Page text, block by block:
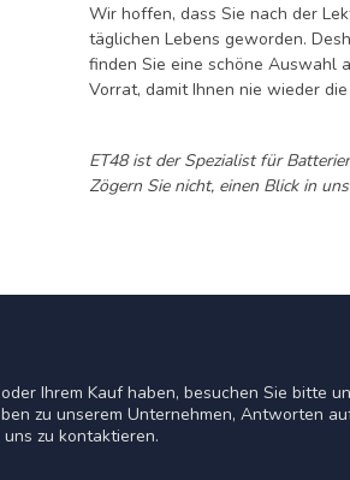
Wir hoffen, dass Sie nach der
täglichen Lebens geworden.
finden Sie eine schöne Auswahl
Vorrat, damit Ihnen nie wieder
ET48 ist der Spezialist für
Zögern Sie nicht, einen Blick in
Ihrem Kauf haben, besuchen Sie bitte
zu unserem Unternehmen, Antworten
zu kontaktieren.